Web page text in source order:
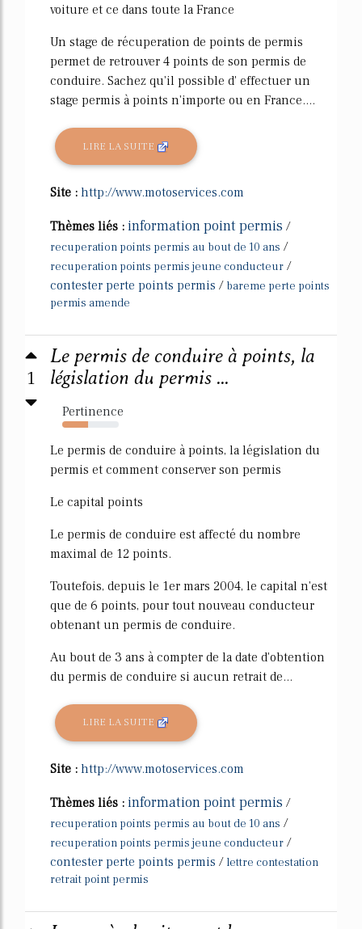
voiture et ce dans toute la France
Un stage de récuperation de points de permis
permet de retrouver 4 points de son permis de
conduire. Sachez qu'il possible d' effectuer un
stage permis à points n'importe ou en France....
LIRE LA SUITE
Site : http://www.motoservices.com
Thèmes liés : information point permis /
recuperation points permis au bout de 10 ans /
recuperation points permis jeune conducteur /
contester perte points permis / bareme perte points
permis amende
1
Le permis de conduire à points, la
législation du permis ...
Pertinence
46%
Le permis de conduire à points, la législation du
permis et comment conserver son permis
Le capital points
Le permis de conduire est affecté du nombre
maximal de 12 points.
Toutefois, depuis le 1er mars 2004, le capital n'est
que de 6 points, pour tout nouveau conducteur
obtenant un permis de conduire.
Au bout de 3 ans à compter de la date d'obtention
du permis de conduire si aucun retrait de...
LIRE LA SUITE
Site : http://www.motoservices.com
Thèmes liés : information point permis /
recuperation points permis au bout de 10 ans /
recuperation points permis jeune conducteur /
contester perte points permis / lettre contestation
retrait point permis